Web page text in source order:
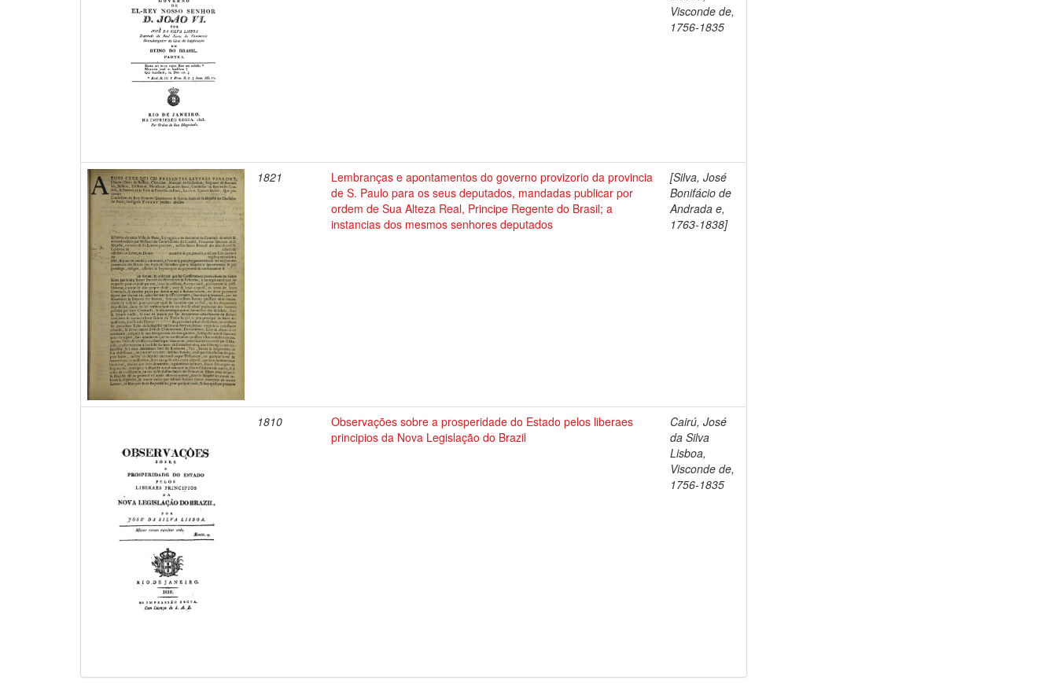
Visconde de,
1756-1835
1821
Lembranças e apontamentos do governo provizorio da provincia
de S. Paulo para os seus deputados, mandadas publicar por
ordem de Sua Alteza Real, Principe Regente do Brasil; a
instancias dos mesmos senhores deputados
[Silva, José
Bonifácio de
Andrada e,
1763-1838]
1810
Observações sobre a prosperidade do Estado pelos liberaes
principios da Nova Legislação do Brazil
Cairú, José
da Silva
Lisboa,
Visconde de,
1756-1835